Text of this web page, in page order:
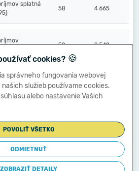
splatná
58 4 665
59 -2 542
podielov na
60
za
obdobie po
(+/-) (r. 56
61 21 778
cookies? 🍪
správneho fungovania webovej
služieb používame cookies.
alebo nastavenie Vašich
POVOLIŤ VŠETKO
ODMIETNUŤ
ZOBRAZIŤ DETAILY